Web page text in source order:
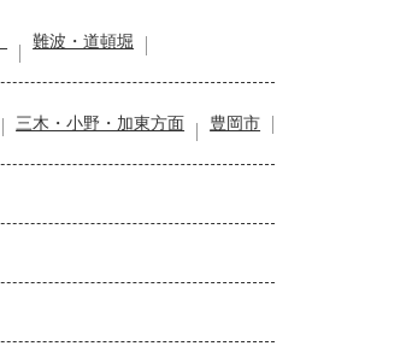
難波・道頓堀
三木・小野・加東方面
豊岡市